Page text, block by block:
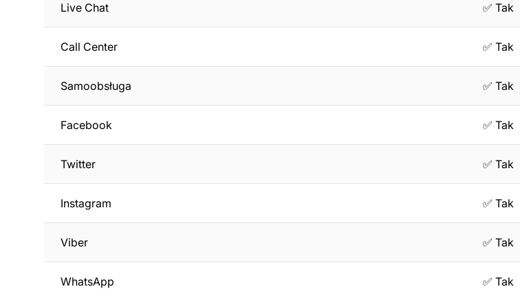
Live Chat ✅ Tak
Call Center ✅ Tak
Samoobsługa ✅ Tak
Facebook ✅ Tak
Twitter ✅ Tak
Instagram ✅ Tak
Viber ✅ Tak
WhatsApp ✅ Tak